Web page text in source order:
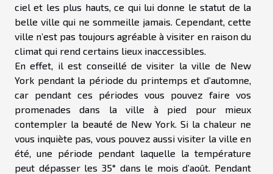
ciel et les plus hauts, ce qui lui donne le statut de la
belle ville qui ne sommeille jamais. Cependant, cette
ville n’est pas toujours agréable à visiter en raison du
climat qui rend certains lieux inaccessibles.
En effet, il est conseillé de visiter la ville de New
York pendant la période du printemps et d’automne,
car pendant ces périodes vous pouvez faire vos
promenades dans la ville à pied pour mieux
contempler la beauté de New York. Si la chaleur ne
vous inquiète pas, vous pouvez aussi visiter la ville en
été, une période pendant laquelle la température
peut dépasser les 35° dans le mois d’août. Pendant